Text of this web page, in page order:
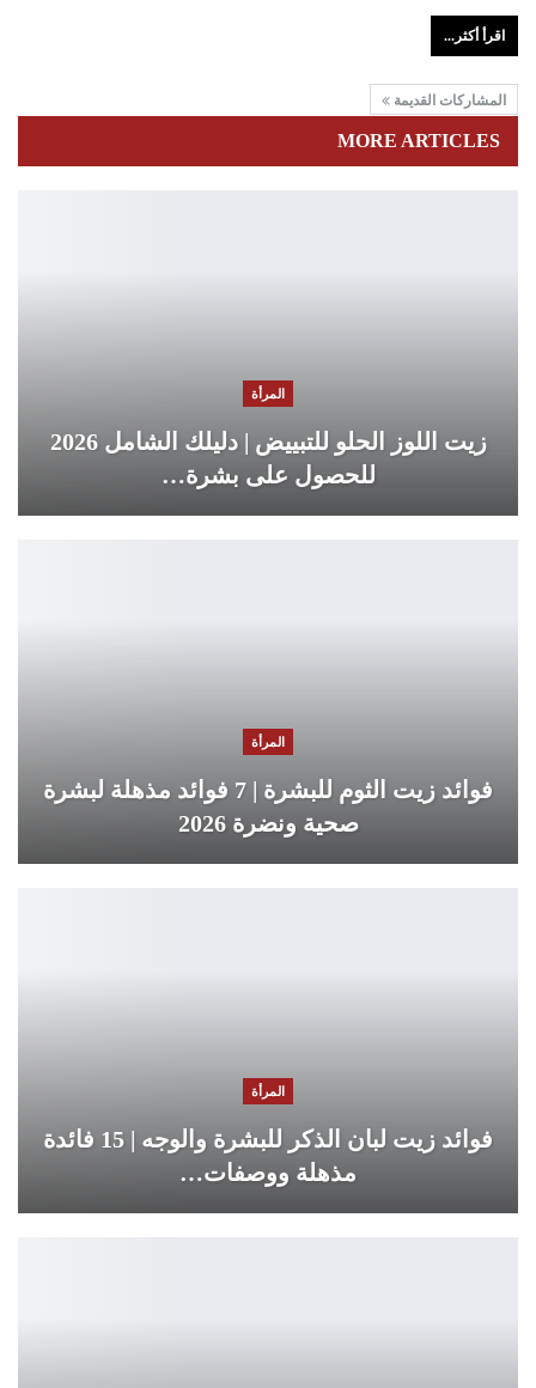
اقرأ أكثر...
المشاركات القديمة
MORE ARTICLES
المرأة
زيت اللوز الحلو للتبييض | دليلك الشامل 2026
للحصول على بشرة…
المرأة
فوائد زيت الثوم للبشرة | 7 فوائد مذهلة لبشرة
صحية ونضرة 2026
المرأة
فوائد زيت لبان الذكر للبشرة والوجه | 15 فائدة
مذهلة ووصفات…